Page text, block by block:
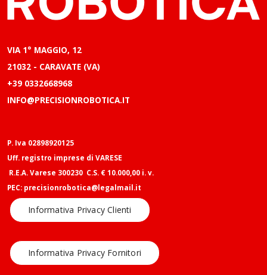
VIA 1° MAGGIO, 12
21032 - CARAVATE (VA)
+39 0332668968
INFO@PRECISIONROBOTICA.IT
P. Iva 02898920125
Uff. registro imprese di VARESE
R.E.A. Varese 300230 C.S. € 10.000,00 i. v.
PEC: precisionrobotica@legalmail.it
Informativa Privacy Clienti
Informativa Privacy Fornitori